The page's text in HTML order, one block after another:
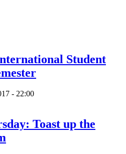
Student
- 22:00
Toast up the